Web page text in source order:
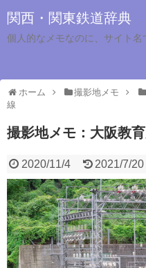
関西・関東鉄道辞典
個人的なメモなのに、サイト
ホーム 撮影地メモ
線
撮影地メモ：大阪教
2020/11/4 2021/7/20